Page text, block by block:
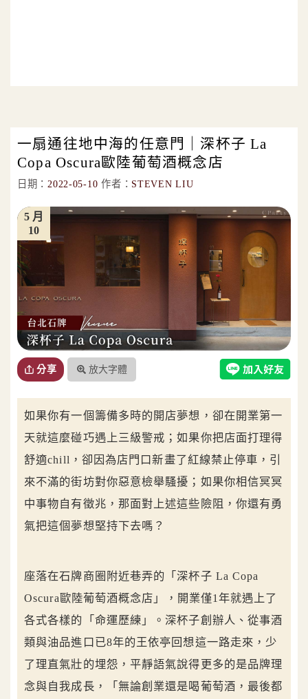
一扇通往地中海的任意門｜深杯子 La
Copa Oscura歐陸葡萄酒概念店
日期： 2022-05-10 作者： STEVEN LIU
10
5 月
分享 放大字體
如果你有一個籌備多時的開店夢想，卻在開業第一
天就這麼碰巧遇上三級警戒；如果你把店面打理得
舒適chill，卻因為店門口新畫了紅線禁止停車，引
來不滿的街坊對你惡意檢舉騷擾；如果你相信冥冥
中事物自有徵兆，那面對上述這些險阻，你還有勇
氣把這個夢想堅持下去嗎？
座落在石牌商圈附近巷弄的「深杯子 La Copa
Oscura歐陸葡萄酒概念店」，開業僅1年就遇上了
各式各樣的「命運歷練」。深杯子創辦人、從事酒
類與油品進口已8年的王依亭回想這一路走來，少
了理直氣壯的埋怨，平靜語氣說得更多的是品牌理
念與自我成長，「無論創業還是喝葡萄酒，最後都